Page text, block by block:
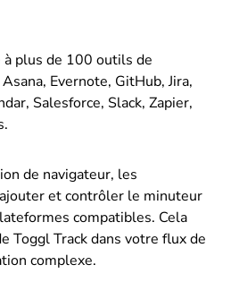
à plus de 100 outils de
Evernote, GitHub, Jira,
Salesforce, Slack, Zapier,
de navigateur, les
et contrôler le minuteur
compatibles. Cela
Toggl Track dans votre flux de
complexe.